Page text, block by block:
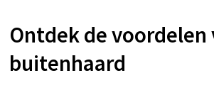
Ontdek de voordelen
buitenhaard